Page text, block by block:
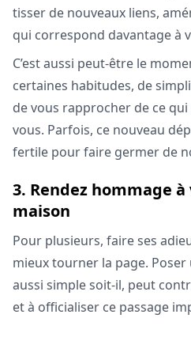
tisser de nouveaux liens,
qui correspond davantage à
C’est aussi peut-être le
certaines habitudes, de
de vous rapprocher de ce
vous. Parfois, ce nouveau
fertile pour faire germer de
3. Rendez hommage
maison
Pour plusieurs, faire ses
mieux tourner la page.
aussi simple soit-il, peut
et à officialiser ce passage